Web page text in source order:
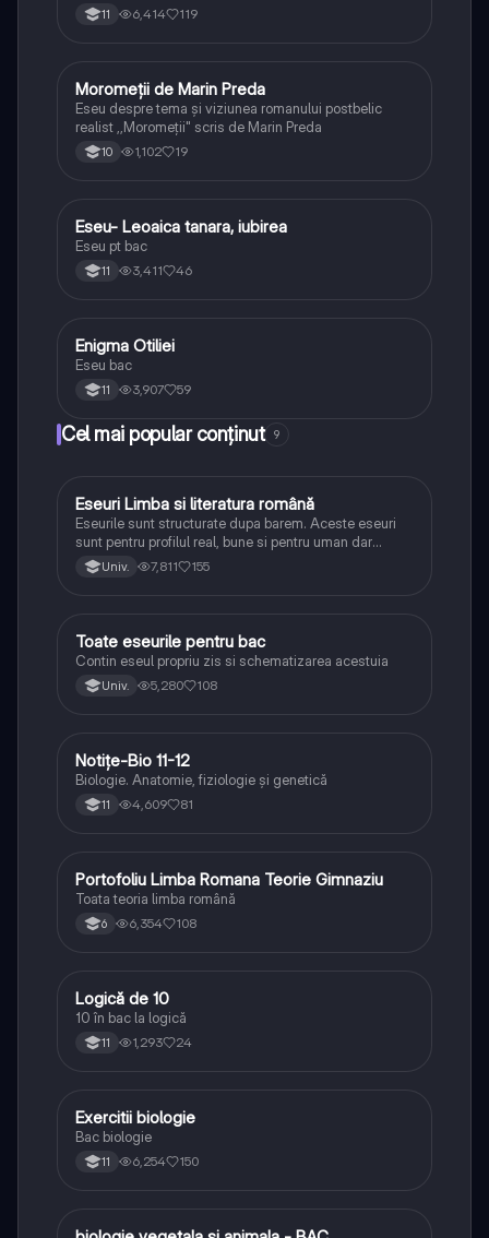
11 6,414 119
Limba și literatura română
Moromeții de Marin Preda
Eseu despre tema și viziunea romanului postbelic
realist ,,Moromeții" scris de Marin Preda
10 1,102 19
Limba și literatura română
Eseu- Leoaica tanara, iubirea
Eseu pt bac
11 3,411 46
Limba și literatura română
Enigma Otiliei
Eseu bac
11 3,907 59
Cel mai popular conținut 9
Limba și literatura română
Eseuri Limba si literatura română
Eseurile sunt structurate dupa barem. Aceste eseuri
sunt pentru profilul real, bune si pentru uman dar
lipsesc relatiile dintre personaje si caracrerizarile.
Univ. 7,811 155
Limba și literatura română
Toate eseurile pentru bac
Contin eseul propriu zis si schematizarea acestuia
Univ. 5,280 108
Biologie
Notițe-Bio 11-12
Biologie. Anatomie, fiziologie și genetică
11 4,609 81
Limba și literatura română
Portofoliu Limba Romana Teorie Gimnaziu
Toata teoria limba română
6 6,354 108
Logică
Logică de 10
10 în bac la logică
11 1,293 24
EBiologie
Exercitii biologie
Bac biologie
11 6,254 150